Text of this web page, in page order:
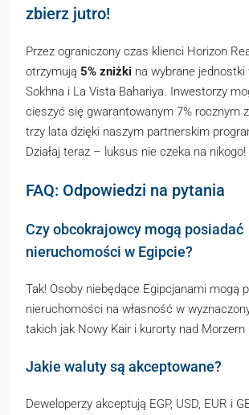
zbierz jutro!
Przez ograniczony czas klienci Horizon
otrzymują 5% zniżki na wybrane jednostki
Sokhna i La Vista Bahariya. Inwestorzy
cieszyć się gwarantowanym 7% rocznym
trzy lata dzięki naszym partnerskim
Działaj teraz – luksus nie czeka na nikogo!
FAQ: Odpowiedzi na pytania
Czy obcokrajowcy mogą posiadać
nieruchomości w Egipcie?
Tak! Osoby niebędące Egipcjanami mogą
nieruchomości na własność w
takich jak Nowy Kair i kurorty nad Morzem
Jakie waluty są akceptowane?
Deweloperzy akceptują EGP, USD, EUR i